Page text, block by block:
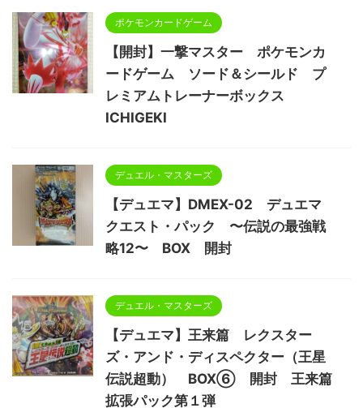
ポケモンカードゲーム
【開封】一撃マスター ポケモンカ
ードゲーム ソード＆シールド プ
レミアムトレーナーボックス
ICHIGEKI
デュエル・マスターズ
【デュエマ】DMEX-02 デュエマ
クエスト・パック 〜伝説の最強戦
略12〜 BOX 開封
デュエル・マスターズ
【デュエマ】王来篇 レクスター
ズ・アンド・ディスペクター（王星
伝説超動） BOX⑥ 開封 王来篇
拡張パック第１弾